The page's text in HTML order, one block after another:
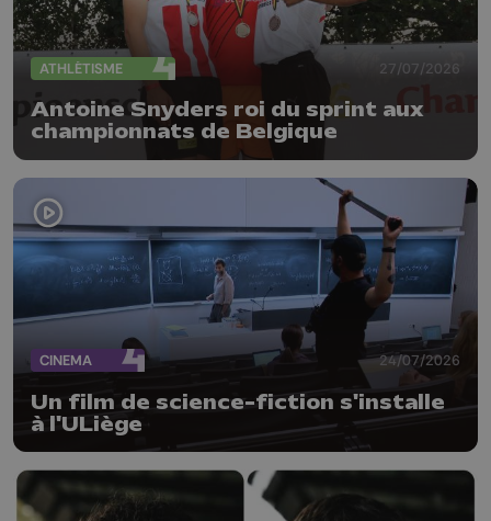
ATHLÉTISME 27/07/2026
Antoine Snyders roi du sprint aux
championnats de Belgique
CINEMA 24/07/2026
Un film de science-fiction s'installe
à l'ULiège